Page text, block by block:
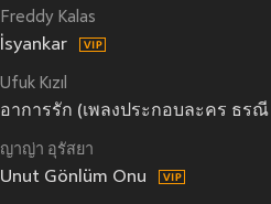
Freddy Kalas
İsyankar
Ufuk Kızıl
อาการรัก (เพลงประกอบละคร ธร
ญาญ่า อุรัสยา
Unut Gönlüm Onu